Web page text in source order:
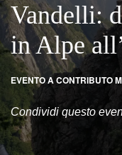
Vandelli:
in Alpe
EVENTO A CONTRIBUTO
Condividi questo